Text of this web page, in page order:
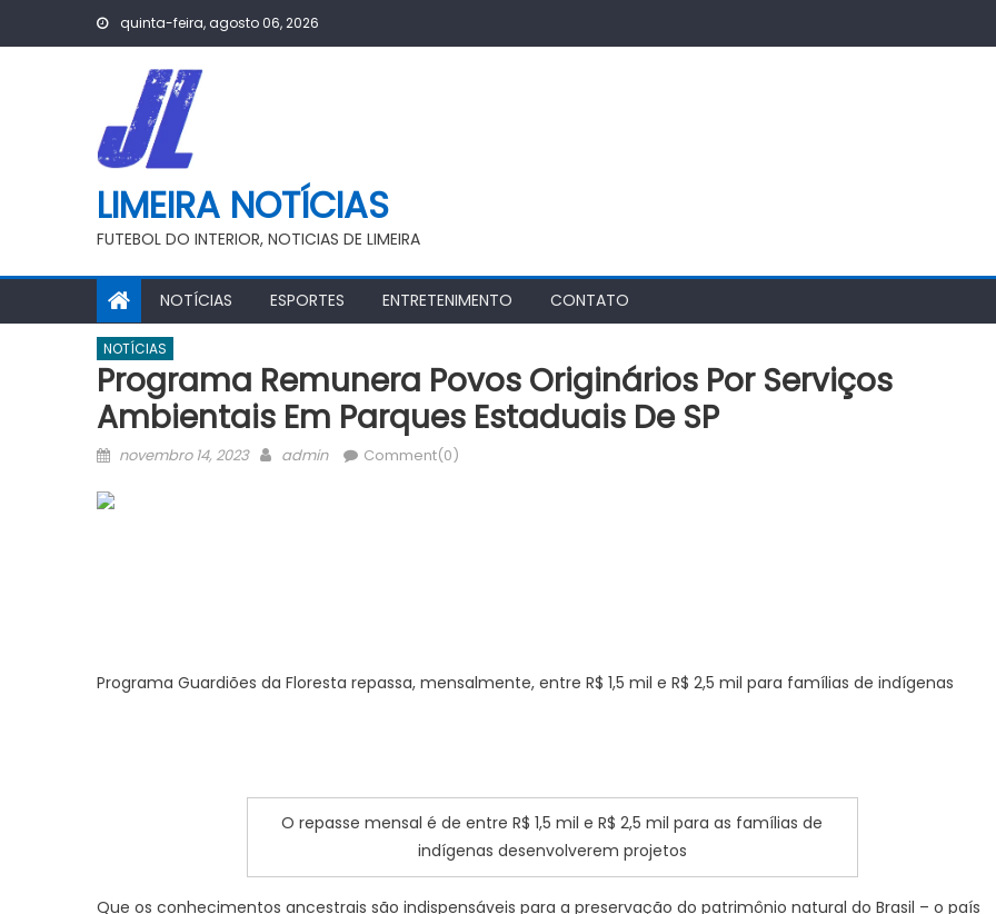
quinta-feira, agosto 06, 2026
LIMEIRA NOTÍCIAS
FUTEBOL DO INTERIOR, NOTICIAS DE LIMEIRA
NOTÍCIAS ESPORTES ENTRETENIMENTO CONTATO
NOTÍCIAS
Programa Remunera Povos Originários Por Serviços
Ambientais Em Parques Estaduais De SP
Posted
novembro 14, 2023 Author
admin Comment(0)
Programa Guardiões da Floresta repassa, mensalmente, entre R$ 1,5 mil e R$ 2,5 mil para famílias de indígenas
O repasse mensal é de entre R$ 1,5 mil e R$ 2,5 mil para as famílias de
indígenas desenvolverem projetos
Que os conhecimentos ancestrais são indispensáveis para a preservação do patrimônio natural do Brasil – o país